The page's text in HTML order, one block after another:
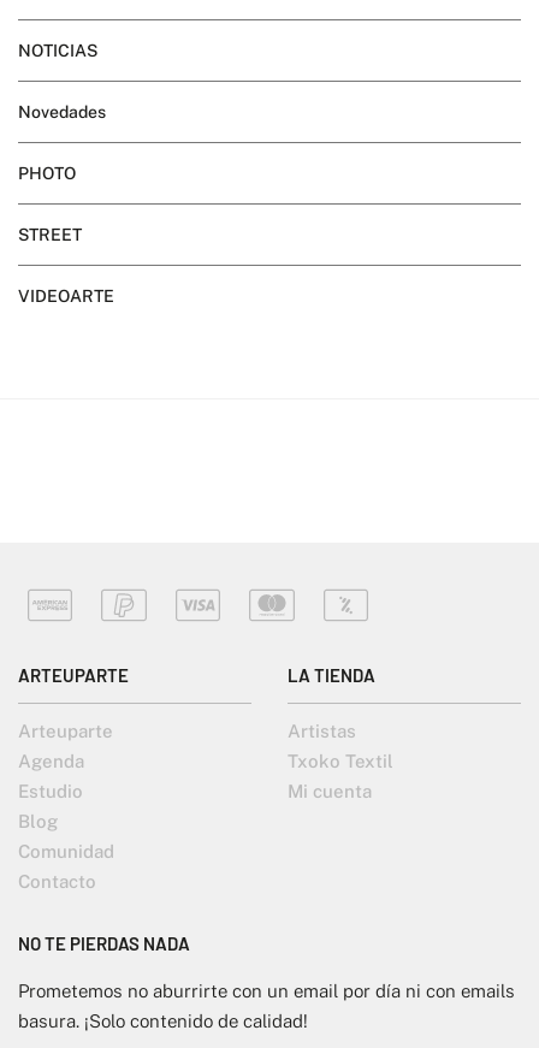
NOTICIAS
Novedades
PHOTO
STREET
VIDEOARTE
ARTEUPARTE
Arteuparte
Agenda
Estudio
Blog
Comunidad
Contacto
LA TIENDA
Artistas
Txoko Textil
Mi cuenta
NO TE PIERDAS NADA
Prometemos no aburrirte con un email por día ni con emails
basura. ¡Solo contenido de calidad!